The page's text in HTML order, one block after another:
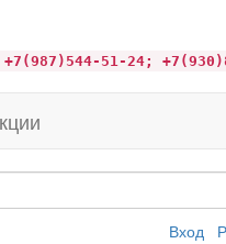
51-24;
Вход